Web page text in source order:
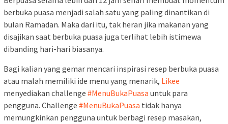
berbuka puasa menjadi salah satu yang paling dinantikan di
bulan Ramadan. Maka dari itu, tak heran jika makanan yang
disajikan saat berbuka puasa juga terlihat lebih istimewa
dibanding hari-hari biasanya.
Bagi kalian yang gemar mencari inspirasi resep berbuka puasa
atau malah memiliki ide menu yang menarik, Likee
menyediakan challenge #MenuBukaPuasa untuk para
pengguna. Challenge #MenuBukaPuasa tidak hanya
memungkinkan pengguna untuk berbagi resep masakan,